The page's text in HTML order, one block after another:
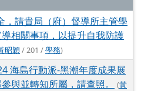
，請貴局（府）督導所主管學
相關事項，以提升自我防護
昭穎/ 201 /學務)
海島行動派-黑潮年度成果展
與並轉知所屬，請查照。
(黃